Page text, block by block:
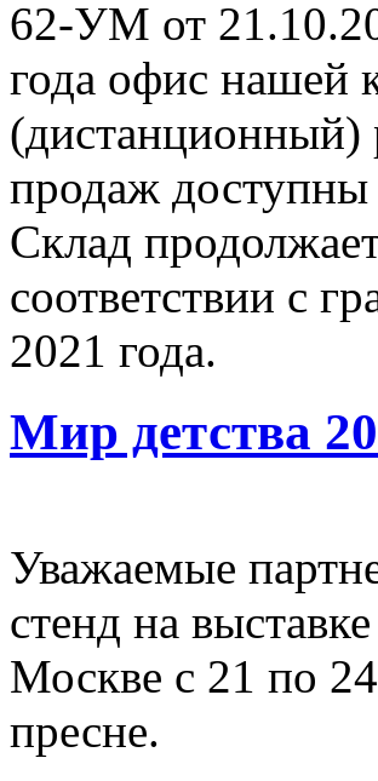
62-УМ от
года офис нашей
продаж доступны
Склад
соответствии с
2021 года.
Мир детства
Уважаемые
стенд на
Москве с 21 по
пресне.